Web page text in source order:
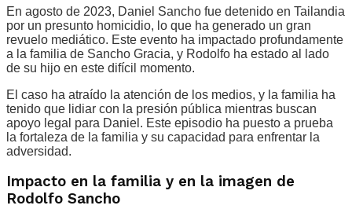
En agosto de 2023, Daniel Sancho fue detenido en Tailandia
por un presunto homicidio, lo que ha generado un gran
revuelo mediático. Este evento ha impactado profundamente
a la familia de Sancho Gracia, y Rodolfo ha estado al lado
de su hijo en este difícil momento.
El caso ha atraído la atención de los medios, y la familia ha
tenido que lidiar con la presión pública mientras buscan
apoyo legal para Daniel. Este episodio ha puesto a prueba
la fortaleza de la familia y su capacidad para enfrentar la
adversidad.
Impacto en la familia y en la imagen de
Rodolfo Sancho